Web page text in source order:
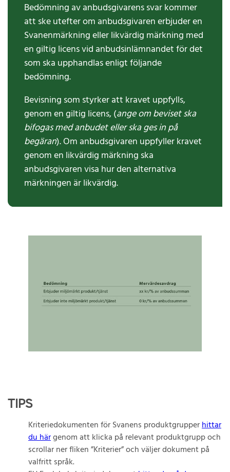
Bedömning av anbudsgivarens svar kommer
att ske utefter om anbudsgivaren erbjuder en
Svanenmärkning eller likvärdig märkning med
en giltig licens vid anbudsinlämnandet för det
som ska upphandlas enligt följande
bedömning.
Bevisning som styrker att kravet uppfylls,
genom en giltig licens, (ange om beviset ska
bifogas med anbudet eller ska ges in på
begäran). Om anbudsgivaren uppfyller kravet
genom en likvärdig märkning ska
anbudsgivaren visa hur den alternativa
märkningen är likvärdig.
TIPS
Kriteriedokumenten för Svanens produktgrupperhittar
du härgenom att klicka på relevant produktgrupp och
scrollar ner fliken ”Kriterier” och väljer dokument på
valfritt språk.